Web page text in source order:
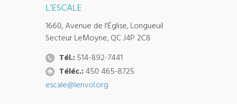
L’ESCALE
1660, Avenue de l'Église, Longueuil
Secteur LeMoyne, QC J4P 2C8
Tél.: 514-892-7441
Téléc.: 450 465-8725
escale@lenvol.org